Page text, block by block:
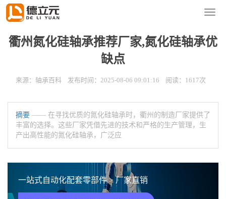
导
菜
单
您的位置：首页
衢州氮化硅轴承推荐厂家,氮化硅轴承优
缺点
来源：轴承百科 发布时间：2025-08-06 09:01:16 阅读：1617次
摘要 —— 在寻找优质的氮化硅轴承时，衢州的制造厂家提供了
丰富的选择。这些厂家凭借先进的技术和严格的生产管理，生
产出高性能的氮化硅轴承，广泛应
一站式自动化配套零部件 > 厂家直销